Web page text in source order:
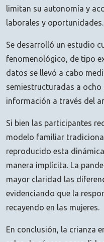
limitan su autonomía y
laborales y oportunidades.
Se desarrolló un estudio
fenomenológico, de tipo
datos se llevó a cabo
semiestructuradas a
información a través del
Si bien las participantes
modelo familiar
reproducido esta
manera implícita. La
mayor claridad las
evidenciando que la
recayendo en las mujeres.
En conclusión, la crianza